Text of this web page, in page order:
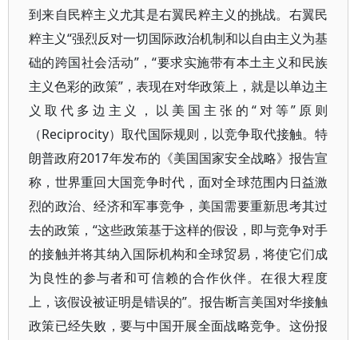
到来自民粹主义尤其是右翼民粹主义的挑战。右翼民
粹主义“强烈反对一切国际政治机制和以自由主义为基
础的跨国社会活动”，“要求实施带有本土主义和民族
主义色彩的政策”，表现在对华政策上，就是以单边主
义取代多边主义，以美国主张的“对等”原则
（Reciprocity）取代国际规则，以竞争取代接触。特
朗普政府2017年发布的《美国国家安全战略》报告宣
称，世界重回大国竞争时代，面对全球范围内日益激
烈的政治、经济和军事竞争，美国需要重新思考其过
去的政策，“这些政策基于这样的假设，即与竞争对手
的接触并将其纳入国际机构和全球贸易，将使它们成
为良性的参与者和可信赖的合作伙伴。在很大程度
上，该假设被证明是错误的”。报告断言美国对华接触
政策已经失败，要与中国开展全面战略竞争。这份报